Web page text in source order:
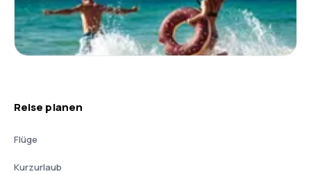
Reise planen
Flüge
Kurzurlaub